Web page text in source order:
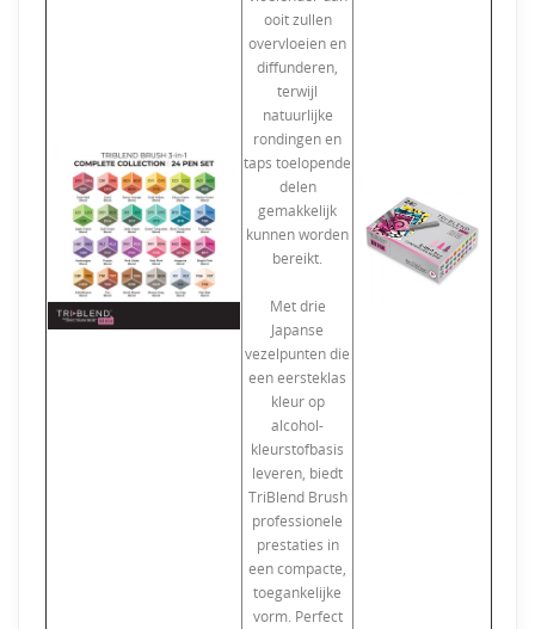
ooit zullen
overvloeien en
diffunderen,
terwijl
natuurlijke
rondingen en
taps toelopende
delen
gemakkelijk
kunnen worden
bereikt.
Met drie
Japanse
vezelpunten die
een eersteklas
kleur op
alcohol-
kleurstofbasis
leveren, biedt
TriBlend Brush
professionele
prestaties in
een compacte,
toegankelijke
vorm. Perfect